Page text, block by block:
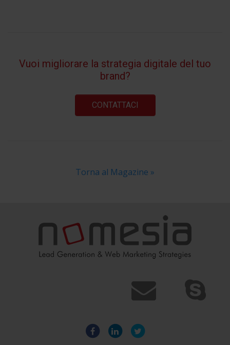
Vuoi migliorare la strategia digitale del tuo
brand?
CONTATTACI
Torna al Magazine »